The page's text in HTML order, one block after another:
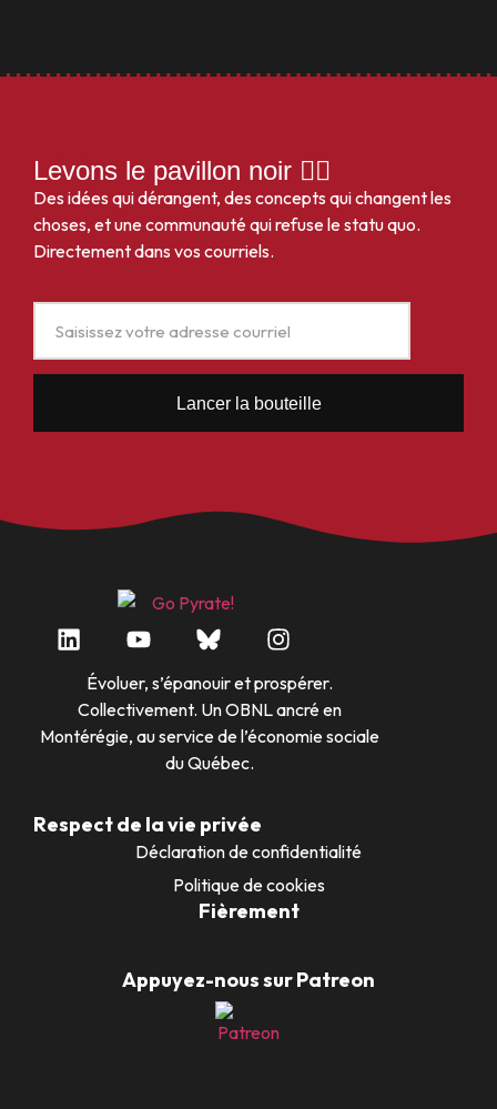
Levons le pavillon noir 🏴‍☠️
Des idées qui dérangent, des concepts qui changent les
choses, et une communauté qui refuse le statu quo.
Directement dans vos courriels.
Évoluer, s’épanouir et prospérer.
Collectivement. Un OBNL ancré en
Montérégie, au service de l’économie sociale
du Québec.
Respect de la vie privée
Déclaration de confidentialité
Politique de cookies
Fièrement
Appuyez-nous sur Patreon